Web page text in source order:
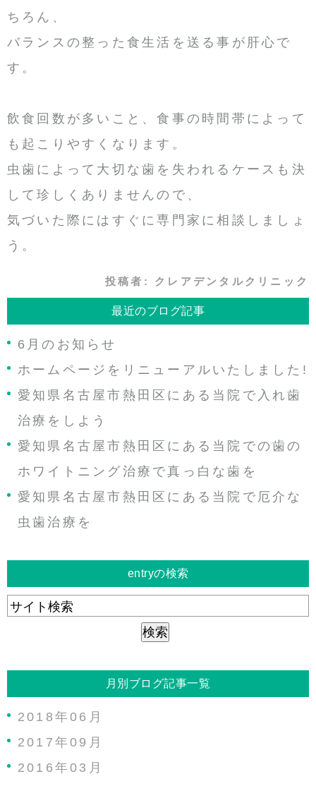
ちろん、
バランスの整った食生活を送る事が肝心で
す。
飲食回数が多いこと、食事の時間帯によって
も起こりやすくなります。
虫歯によって大切な歯を失われるケースも決
して珍しくありませんので、
気づいた際にはすぐに専門家に相談しましょ
う。
投稿者: クレアデンタルクリニック
最近のブログ記事
6月のお知らせ
ホームページをリニューアルいたしました!
愛知県名古屋市熱田区にある当院で入れ歯
治療をしよう
愛知県名古屋市熱田区にある当院での歯の
ホワイトニング治療で真っ白な歯を
愛知県名古屋市熱田区にある当院で厄介な
虫歯治療を
entryの検索
月別ブログ記事一覧
2018年06月
2017年09月
2016年03月